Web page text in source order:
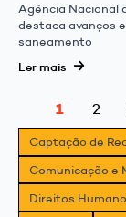
Agência Nacional
destaca avanços
saneamento
Ler mais
1 2
Captação de
Comunicação e
Direitos